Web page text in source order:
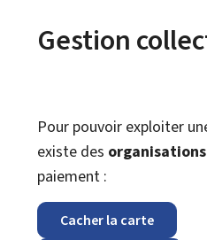
Gestion
Pour pouvoir exploiter
existe des
paiement :
Cacher la carte